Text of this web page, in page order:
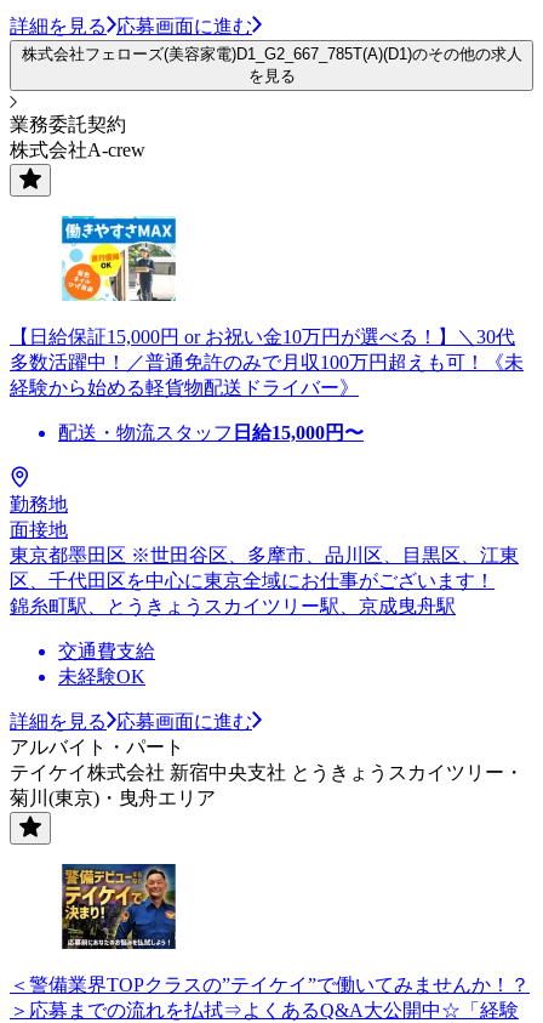
詳細を見る 応募画面に進む
株式会社フェローズ(美容家電)D1_G2_667_785T(A)(D1)のその他の求人
を見る
業務委託契約
株式会社A-crew
【日給保証15,000円 or お祝い金10万円が選べる！】＼30代
多数活躍中！／普通免許のみで月収100万円超えも可！《未
経験から始める軽貨物配送ドライバー》
配送・物流スタッフ 日給15,000円〜
勤務地
面接地
東京都墨田区 ※世田谷区、多摩市、品川区、目黒区、江東
区、千代田区を中心に東京全域にお仕事がございます！
錦糸町駅、とうきょうスカイツリー駅、京成曳舟駅
交通費支給
未経験OK
詳細を見る
応募画面に進む
アルバイト・パート
テイケイ株式会社 新宿中央支社 とうきょうスカイツリー・
菊川(東京)・曳舟エリア
＜警備業界TOPクラスの”テイケイ”で働いてみませんか！？
＞応募までの流れを払拭⇒よくあるQ&A大公開中☆「経験